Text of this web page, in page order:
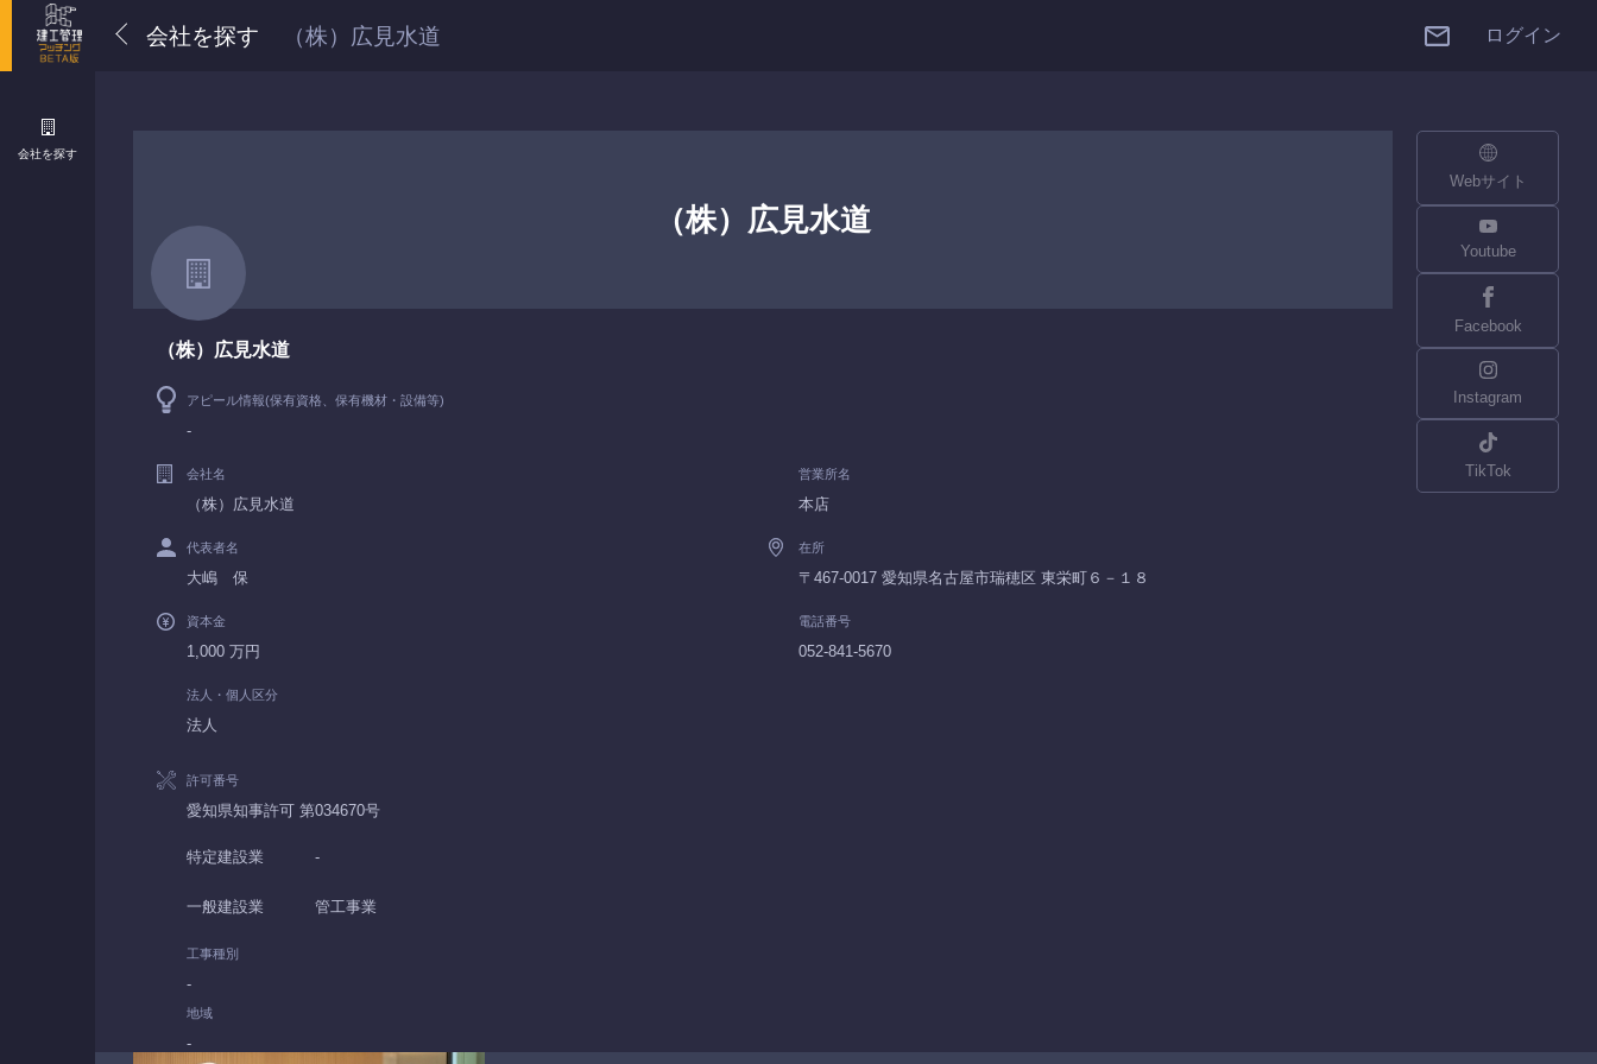
会社を探す （株）広見水道 ログイン
（株）広見水道
（株）広見水道
アピール情報(保有資格、保有機材・設備等)
-
会社名
（株）広見水道
代表者名
大嶋 保
資本金
1,000 万円
法人・個人区分
法人
営業所名
本店
在所
〒467-0017 愛知県名古屋市瑞穂区 東栄町６－１８
電話番号
052-841-5670
許可番号
愛知県知事許可 第034670号
特定建設業 -
一般建設業 管工事業
工事種別
-
地域
-
Webサイト
Youtube
Facebook
Instagram
TikTok
会社を探す